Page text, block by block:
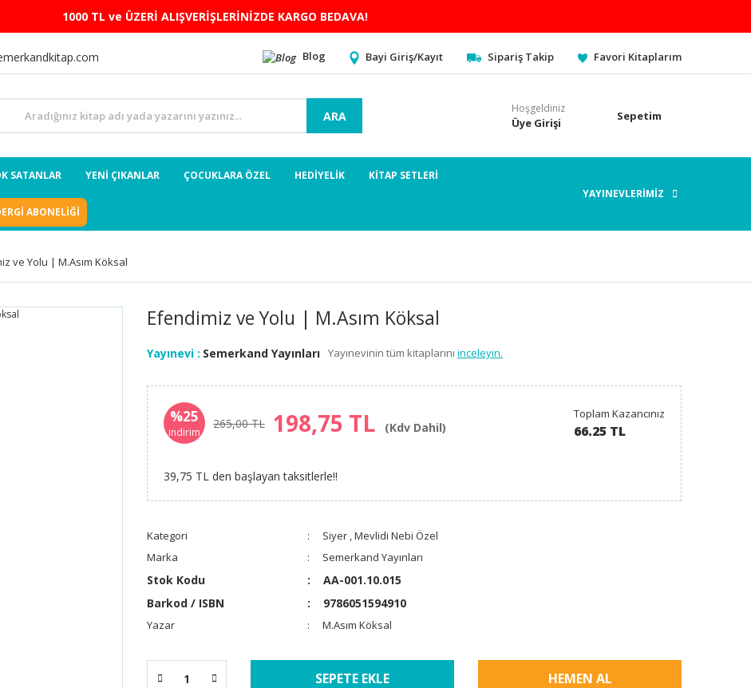
1000 TL ve ÜZERİ ALIŞVERİŞLERİNİZDE KARGO BEDAVA!
Blog Bayi Giriş/Kayıt Sipariş Takip Favori Kitaplarım
ARA
Hoşgeldiniz
Üye Girişi Sepetim
SATANLAR YENİ ÇIKANLAR ÇOCUKLARA ÖZEL HEDİYELİK KİTAP SETLERİ
ABONELİĞİ
YAYINEVLERİMİZ
ve Yolu | M.Asım Köksal
Efendimiz ve Yolu | M.Asım Köksal
Yayınevi : Semerkand Yayınları Yayınevinin tüm kitaplarını inceleyin.
%25
indirim
265,00 TL 198,75 TL (Kdv Dahil)
Toplam Kazancınız
66.25 TL
39,75 TL den başlayan taksitlerle!!
Kategori Siyer ,Mevlidi Nebi Özel
Marka
Semerkand Yayınları
Stok Kodu
AA-001.10.015
Barkod / ISBN
9786051594910
Yazar M.Asım Köksal
SEPETE EKLE HEMEN AL